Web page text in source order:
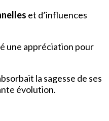
et d’influences
une appréciation pour
la sagesse de ses
évolution.